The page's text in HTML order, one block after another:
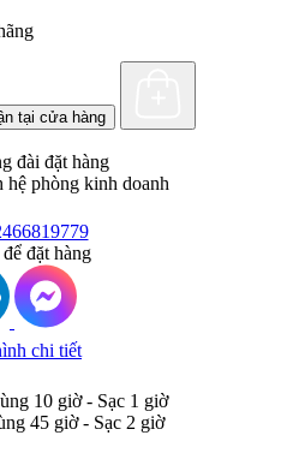
tại cửa hàng
đài đặt hàng
hệ phòng kinh doanh
đặt hàng
chi tiết
10 giờ - Sạc 1 giờ
45 giờ - Sạc 2 giờ